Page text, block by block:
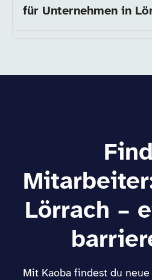
für Unternehmen in
Lörrach –
Mit Kaoba findest du